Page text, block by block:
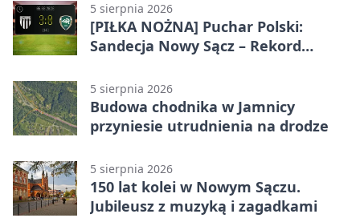
5 sierpnia 2026
[PIŁKA NOŻNA] Puchar Polski:
Sandecja Nowy Sącz – Rekord
5 sierpnia 2026
Budowa chodnika w Jamnicy
przyniesie utrudnienia na drodze
5 sierpnia 2026
150 lat kolei w Nowym Sączu.
Jubileusz z muzyką i zagadkami